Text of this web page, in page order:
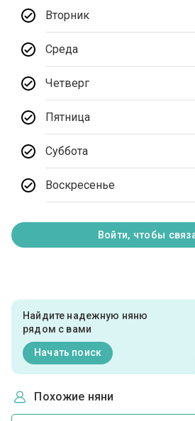
Вторник
Среда
Четверг
Пятница
Суббота
Воскресенье
Войти, чтобы
Найдите надежную няню
рядом с вами
Начать поиск
Похожие няни